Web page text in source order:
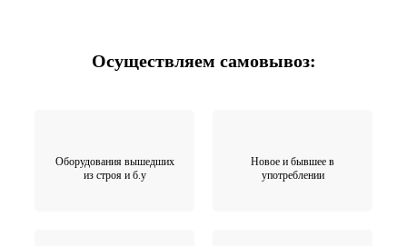
Осуществляем самовывоз:
Оборудования вышедших
из строя и б.у
Новое и бывшее в
употреблении